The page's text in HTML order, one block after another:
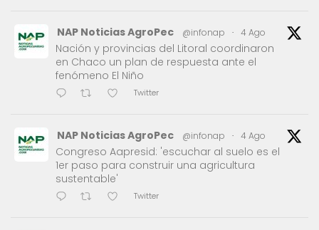
NAP Noticias AgroPec @infonap · 4 Ago
Nación y provincias del Litoral coordinaron
en Chaco un plan de respuesta ante el
fenómeno El Niño
Twitter
NAP Noticias AgroPec @infonap · 4 Ago
Congreso Aapresid: 'escuchar al suelo es el
1er paso para construir una agricultura
sustentable'
Twitter